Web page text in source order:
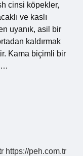
cinsi köpekler,
ve kaslı
uyanık, asil bir
kaldırmak
Kama biçimli bir
https://peh.com.tr